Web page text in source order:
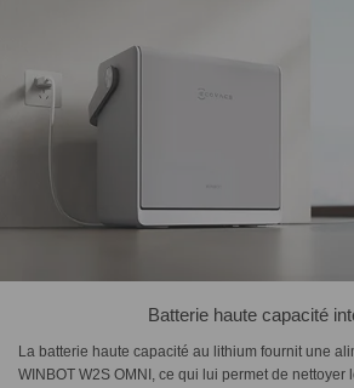
Batterie haute capacité
La batterie haute capacité au lithium fournit une
WINBOT W2S OMNI, ce qui lui permet de nettoyer